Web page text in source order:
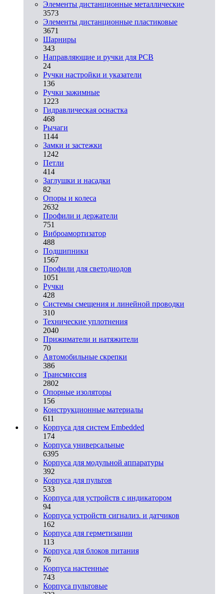
Элементы дистанционные металлические
3573
Элементы дистанционные пластиковые
3671
Шарниры
343
Направляющие и ручки для PCB
24
Ручки настройки и указатели
136
Ручки зажимные
1223
Гидравлическая оснастка
468
Рычаги
1144
Замки и застежки
1242
Петли
414
Заглушки и насадки
82
Опоры и колеса
2632
Профили и держатели
751
Виброамортизатор
488
Подшипники
1567
Профили для светодиодов
1051
Ручки
428
Системы смещения и линейной проводки
310
Технические уплотнения
2040
Прижиматели и натяжители
70
Автомобильные скрепки
386
Трансмиссия
2802
Опорные изоляторы
156
Конструкционные материалы
611
Корпуса для систем Embedded
174
Корпуса универсальные
6395
Корпуса для модульной аппаратуры
392
Корпуса для пультов
533
Корпуса для устройств с индикатором
94
Корпуса устройств сигнализ. и датчиков
162
Корпуса для герметизации
113
Корпуса для блоков питания
76
Корпуса настенные
743
Корпуса пультовые